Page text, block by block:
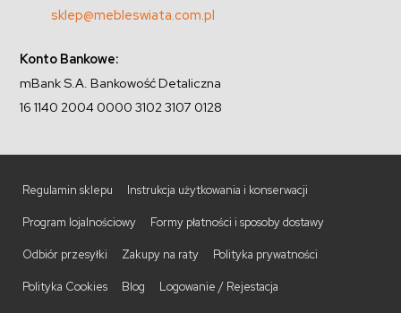
sklep@mebleswiata.com.pl
Konto Bankowe:
mBank S.A. Bankowość Detaliczna
16 1140 2004 0000 3102 3107 0128
Regulamin sklepu Instrukcja użytkowania i konserwacji
Program lojalnościowy Formy płatności i sposoby dostawy
Odbiór przesyłki Zakupy na raty Polityka prywatności
Polityka Cookies Blog Logowanie / Rejestacja